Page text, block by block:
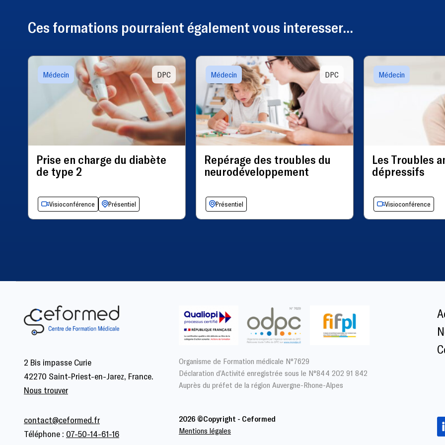
Ces formations pourraient également vous interesser...
Prise en charge du diabète
de type 2
Visioconférence Présentiel
Médecin DPC
Repérage des troubles du
neurodéveloppement
Présentiel
Médecin DPC
Les Troubles
dépressifs
Visioconférence
Médecin
2 Bis impasse Curie
42270 Saint-Priest-en-Jarez, France.
Nous trouver
Organisme de Formation médicale N°7629
Déclaration d’Activité enregistrée sous le N°844 202 91 842
Auprès du préfet de la région Auvergne-Rhone-Alpes
contact@ceformed.fr
Téléphone : 07-50-14-61-16
2026 ©Copyright - Ceformed
Mentions légales